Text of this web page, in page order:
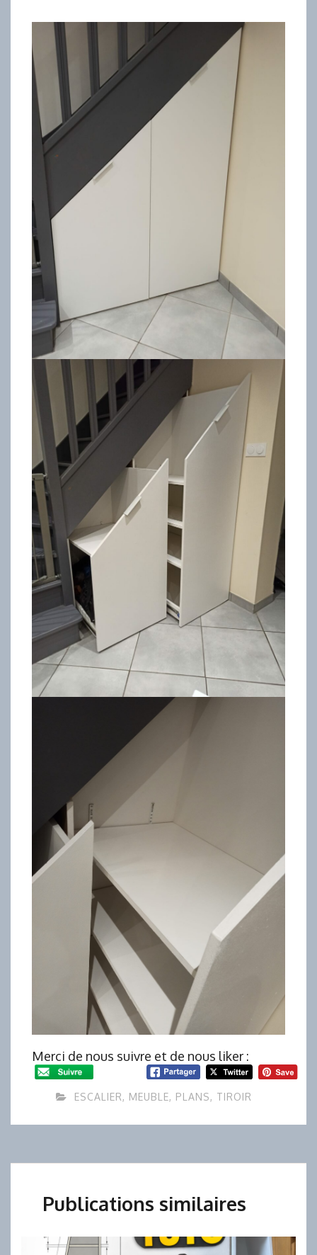
Merci de nous suivre et de nous liker :
ESCALIER, MEUBLE, PLANS, TIROIR
Publications similaires